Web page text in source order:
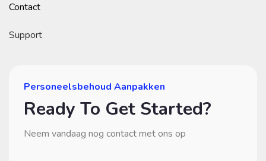
Contact
Support
Personeelsbehoud Aanpakken
Ready To Get Started?
Neem vandaag nog contact met ons op